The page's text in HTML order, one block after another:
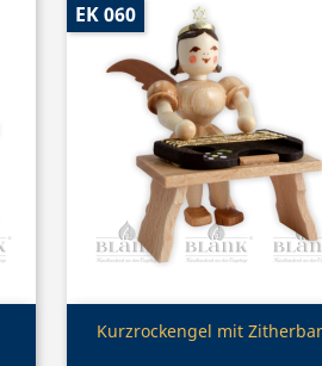
Vorschau
Kurzrockengel mit
EK 060